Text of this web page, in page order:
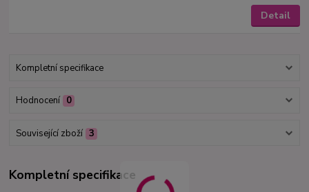
Detail
Kompletní specifikace
Hodnocení 0
Související zboží 3
Kompletní specifikace